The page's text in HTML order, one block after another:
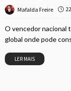
Mafalda Freire
O vencedor nacional
global onde pode
LER MAIS